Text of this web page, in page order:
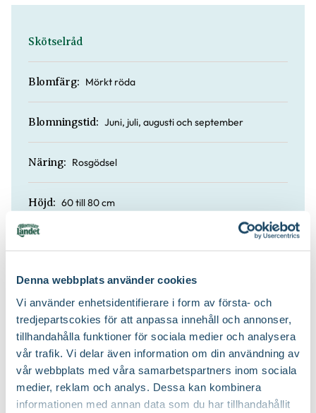
Denna webbplats använder cookies
Vi använder enhetsidentifierare i form av första- och
tredjepartscokies för att anpassa innehåll och annonser,
tillhandahålla funktioner för sociala medier och analysera
vår trafik. Vi delar även information om din användning av
vår webbplats med våra samarbetspartners inom sociala
medier, reklam och analys. Dessa kan kombinera
informationen med annan data som du har tillhandahållit
Skötselråd
Blomfärg: Mörkt röda
Blomningstid: Juni, juli, augusti och september
Näring: Rosgödsel
Höjd: 60 till 80 cm
Jordprodukter: Rosjord
Växtsätt: Buskigt och brett marktäckande
Beskärningstid: På våren
Beskärningssätt:
Beskär ner till ca 10-15 cm över